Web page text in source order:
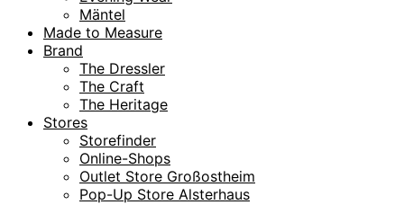
Mäntel
Made to Measure
Brand
The Dressler
The Craft
The Heritage
Stores
Storefinder
Online-Shops
Outlet Store Großostheim
Pop-Up Store Alsterhaus